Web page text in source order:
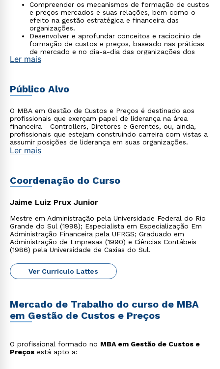
Compreender os mecanismos de formação de custos
e preços mercados e suas relações, bem como o
efeito na gestão estratégica e financeira das
organizações.
Desenvolver e aprofundar conceitos e raciocínio de
formação de custos e preços, baseado nas práticas
de mercado e no dia-a-dia das organizações dos
próprios alunos, embora também avaliando a
sua gestão de custos e preços.
prático, fruto do desenvolvimento no curso, sob
supervisão de um professor orientador.
Contribuir para o desenvolvimento regional através da
aplicação nas empresas de modernas técnicas de
gestão de custos e preços.
Ler mais
Público Alvo
O MBA em Gestão de Custos e Preços é destinado aos
profissionais que exerçam papel de liderança na área
financeira - Controllers, Diretores e Gerentes, ou, ainda,
profissionais que estejam construindo carreira com vistas a
assumir posições de liderança em suas organizações.
Ler mais
Coordenação do Curso
Jaime Luiz Prux Junior
Mestre em Administração pela Universidade Federal do Rio
Grande do Sul (1998); Especialista em Especialização Em
Administração Financeira pela UFRGS; Graduado em
Administração de Empresas (1990) e Ciências Contábeis
(1986) pela Universidade de Caxias do Sul.
Ver Currículo Lattes
Mercado de Trabalho do curso de MBA
em Gestão de Custos e Preços
O profissional formado no MBA em Gestão de Custos e
Preços está apto a: